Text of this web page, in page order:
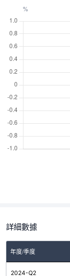
詳細數據
年度/季度
2024-Q2